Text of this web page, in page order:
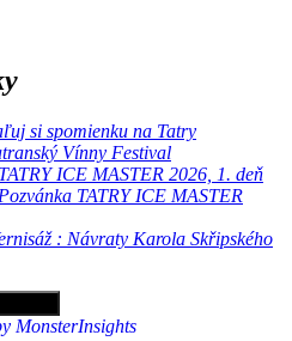
si spomienku na Tatry
Vínny Festival
TATRY ICE MASTER 2026, 1. deň
Pozvánka TATRY ICE MASTER
: Návraty Karola Skřipského